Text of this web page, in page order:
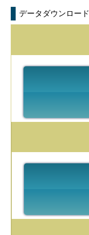
データダウンロード